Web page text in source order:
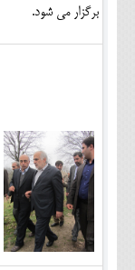
برگزار مي شود.